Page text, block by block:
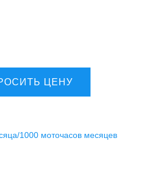
ЦЕНУ
1000 моточасов месяцев